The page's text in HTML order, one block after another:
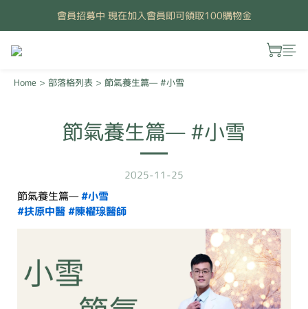
會員招募中 現在加入會員即可領取100購物金
Home > 部落格列表 > 節氣養生篇— #小雪
節氣養生篇— #小雪
2025-11-25
節氣養生篇—#小雪
#扶原中醫#陳櫂瑔醫師